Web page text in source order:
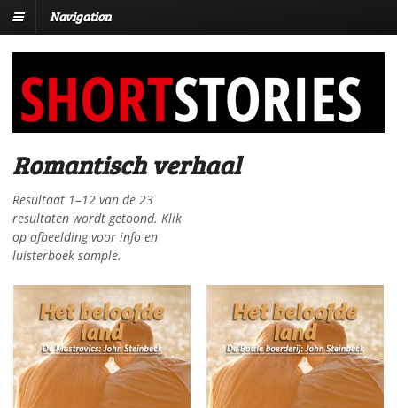
Navigation
Romantisch verhaal
Resultaat 1–12 van de 23
resultaten wordt getoond. Klik
op afbeelding voor info en
luisterboek sample.